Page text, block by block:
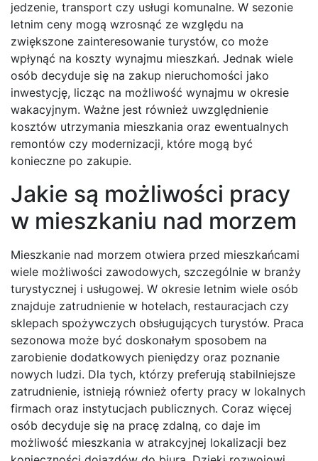
jedzenie, transport czy usługi komunalne. W sezonie
letnim ceny mogą wzrosnąć ze względu na
zwiększone zainteresowanie turystów, co może
wpłynąć na koszty wynajmu mieszkań. Jednak wiele
osób decyduje się na zakup nieruchomości jako
inwestycję, licząc na możliwość wynajmu w okresie
wakacyjnym. Ważne jest również uwzględnienie
kosztów utrzymania mieszkania oraz ewentualnych
remontów czy modernizacji, które mogą być
konieczne po zakupie.
Jakie są możliwości pracy
w mieszkaniu nad morzem
Mieszkanie nad morzem otwiera przed mieszkańcami
wiele możliwości zawodowych, szczególnie w branży
turystycznej i usługowej. W okresie letnim wiele osób
znajduje zatrudnienie w hotelach, restauracjach czy
sklepach spożywczych obsługujących turystów. Praca
sezonowa może być doskonałym sposobem na
zarobienie dodatkowych pieniędzy oraz poznanie
nowych ludzi. Dla tych, którzy preferują stabilniejsze
zatrudnienie, istnieją również oferty pracy w lokalnych
firmach oraz instytucjach publicznych. Coraz więcej
osób decyduje się na pracę zdalną, co daje im
możliwość mieszkania w atrakcyjnej lokalizacji bez